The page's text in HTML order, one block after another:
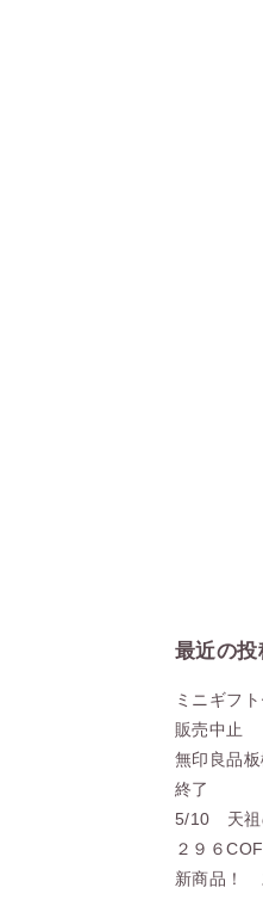
最近の投
ミニギフ
販売中止
無印良品
終了
5/10 天祖
２９６
新商品！